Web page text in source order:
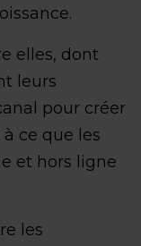
elles, dont
leurs
pour créer
ce que les
et hors ligne
les